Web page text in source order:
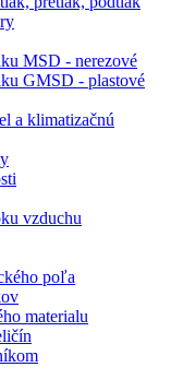
MSD - nerezové
GMSD - plastové
a klimatizačnú
vzduchu
poľa
materialu